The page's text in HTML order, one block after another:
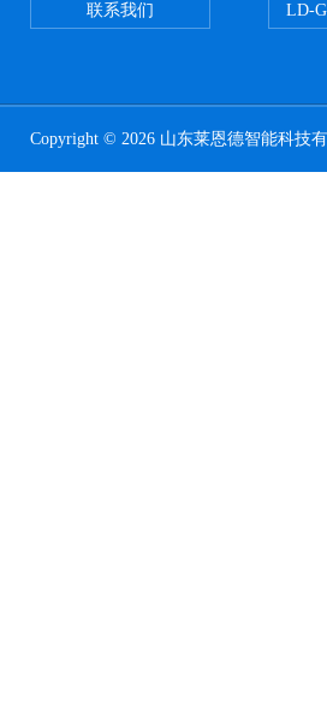
联系我们 LD-
Copyright © 2026 山东莱恩德智能科技